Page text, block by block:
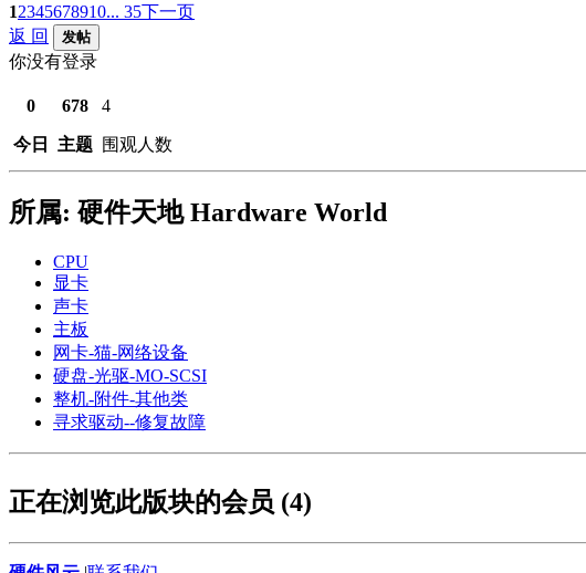
12345678910... 35下一页
返 回
发帖
你没有登录
0
今日
678
主题
4
围观人数
所属: 硬件天地 Hardware World
CPU
显卡
声卡
主板
网卡-猫-网络设备
硬盘-光驱-MO-SCSI
整机-附件-其他类
寻求驱动--修复故障
正在浏览此版块的会员 (4)